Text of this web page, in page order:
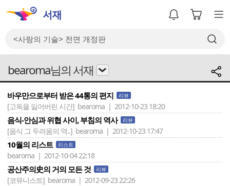
bearoma님의 서재
바우만으로부터 받은 44통의 편지 리뷰
[고독을 잃어버린 시간] bearoma | 2012-10-23 18:20
음식-안심과 위협 사이, 부침의 역사 리뷰
[음식 그 두려움의 역..] bearoma | 2012-10-23 17:47
10월의 리스트 리스트
bearoma | 2012-10-04 22:18
공산주의史의 거의 모든 것 리뷰
[코뮤니스트] bearoma | 2012-09-23 22:26